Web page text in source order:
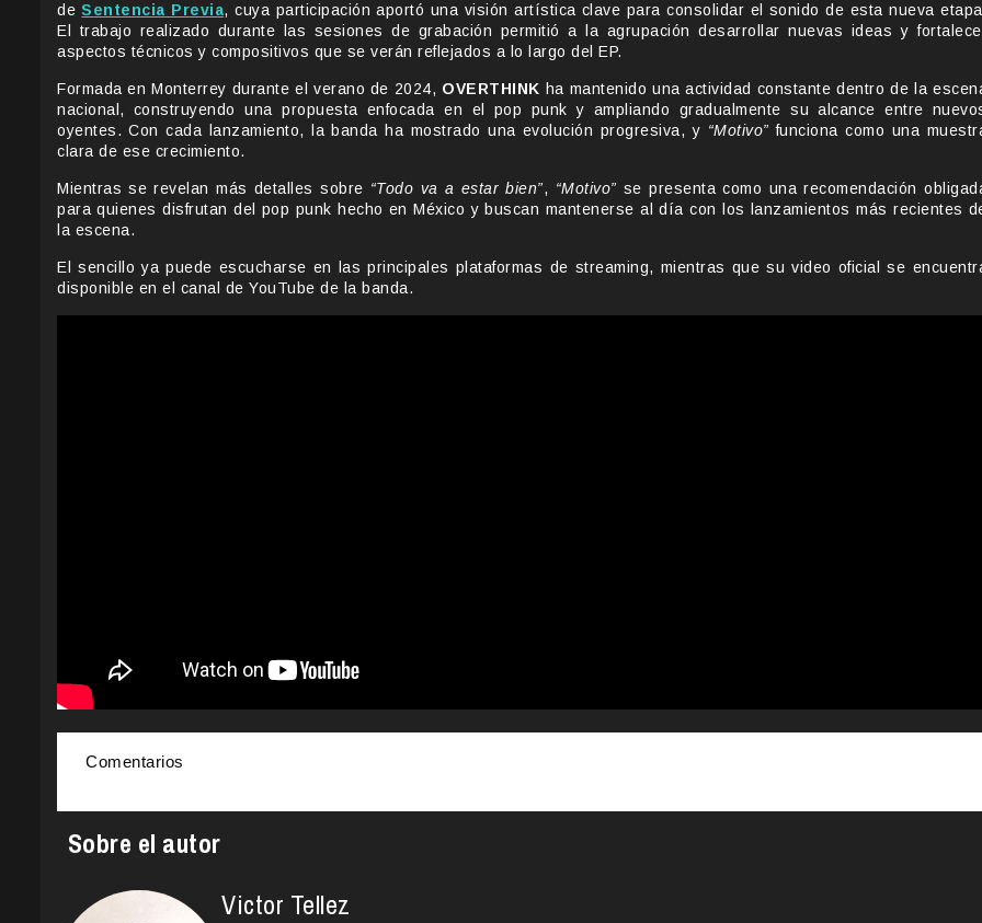
deSentencia Previa, cuya participación aportó una visión artística clave para consolidar el sonido de esta nueva
El trabajo realizado durante las sesiones de grabación permitió a la agrupación desarrollar nuevas ideas y
aspectos técnicos y compositivos que se verán reflejados a lo largo del EP.
Formada en Monterrey durante el verano de 2024, OVERTHINK ha mantenido una actividad constante dentro de la
nacional, construyendo una propuesta enfocada en el pop punk y ampliando gradualmente su alcance entre
oyentes. Con cada lanzamiento, la banda ha mostrado una evolución progresiva, y “Motivo” funciona como una
clara de ese crecimiento.
Mientras se revelan más detalles sobre “Todo va a estar bien”, “Motivo” se presenta como una recomendación
para quienes disfrutan del pop punk hecho en México y buscan mantenerse al día con los lanzamientos más recientes
la escena.
El sencillo ya puede escucharse en las principales plataformas de streaming, mientras que su video oficial se
disponible en el canal de YouTube de la banda.
Comentarios
Sobre el autor
Victor Tellez